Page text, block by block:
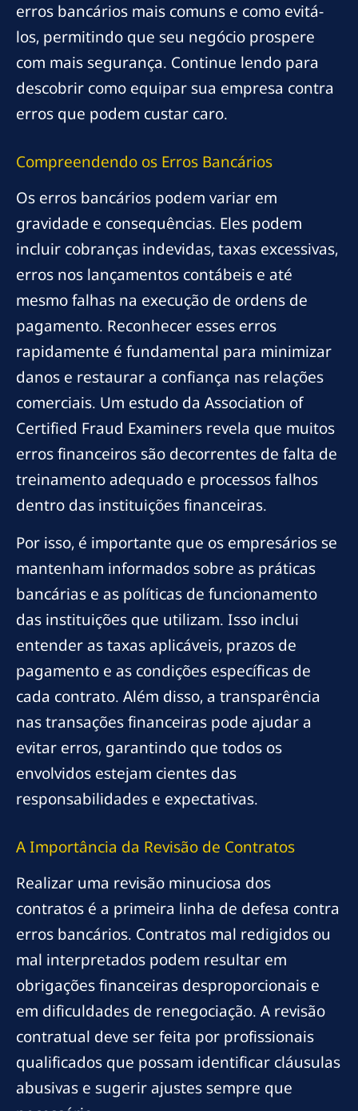
erros bancários mais comuns e como evitá-
los, permitindo que seu negócio prospere
com mais segurança. Continue lendo para
descobrir como equipar sua empresa contra
erros que podem custar caro.
Compreendendo os Erros Bancários
Os erros bancários podem variar em
gravidade e consequências. Eles podem
incluir cobranças indevidas, taxas excessivas,
erros nos lançamentos contábeis e até
mesmo falhas na execução de ordens de
pagamento. Reconhecer esses erros
rapidamente é fundamental para minimizar
danos e restaurar a confiança nas relações
comerciais. Um estudo da Association of
Certified Fraud Examiners revela que muitos
erros financeiros são decorrentes de falta de
treinamento adequado e processos falhos
dentro das instituições financeiras.
Por isso, é importante que os empresários se
mantenham informados sobre as práticas
bancárias e as políticas de funcionamento
das instituições que utilizam. Isso inclui
entender as taxas aplicáveis, prazos de
pagamento e as condições específicas de
cada contrato. Além disso, a transparência
nas transações financeiras pode ajudar a
evitar erros, garantindo que todos os
envolvidos estejam cientes das
responsabilidades e expectativas.
A Importância da Revisão de Contratos
Realizar uma revisão minuciosa dos
contratos é a primeira linha de defesa contra
erros bancários. Contratos mal redigidos ou
mal interpretados podem resultar em
obrigações financeiras desproporcionais e
em dificuldades de renegociação. A revisão
contratual deve ser feita por profissionais
qualificados que possam identificar cláusulas
abusivas e sugerir ajustes sempre que